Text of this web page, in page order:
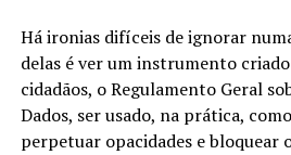
Há ironias difíceis de ignorar
delas é ver um instrumento
cidadãos, o Regulamento Geral
Dados, ser usado, na prática,
perpetuar opacidades e bloquear